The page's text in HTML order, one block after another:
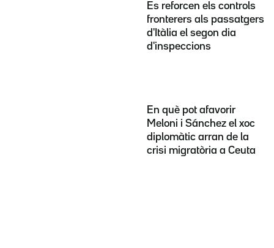
Es reforcen els controls
fronterers als passatgers
d'Itàlia el segon dia
d'inspeccions
En què pot afavorir
Meloni i Sánchez el xoc
diplomàtic arran de la
crisi migratòria a Ceuta